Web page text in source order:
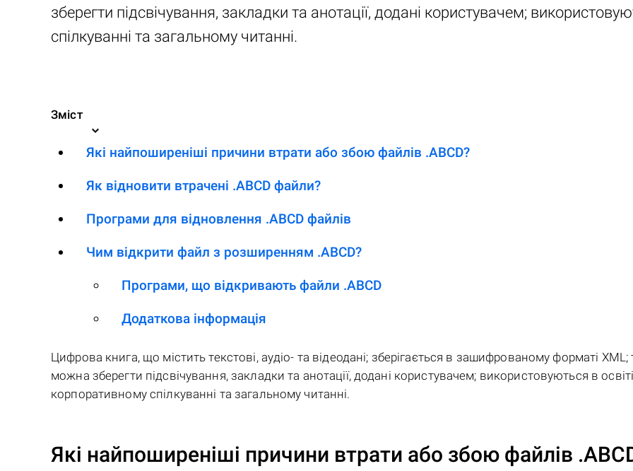
зберегти підсвічування, закладки та анотації, додані користувачем;
спілкуванні та загальному читанні.
Зміст
Які найпоширеніші причини втрати або збою файлів .ABCD?
Як відновити втрачені .ABCD файли?
Програми для відновлення .ABCD файлів
Чим відкрити файл з розширенням .ABCD?
Програми, що відкривають файли .ABCD
Додаткова інформація
Цифрова книга, що містить текстові, аудіо- та відеодані; зберігається в зашифрованому форматі
можна зберегти підсвічування, закладки та анотації, додані користувачем; використовуються в
корпоративному спілкуванні та загальному читанні.
Які найпоширеніші причини втрати або збою файлів